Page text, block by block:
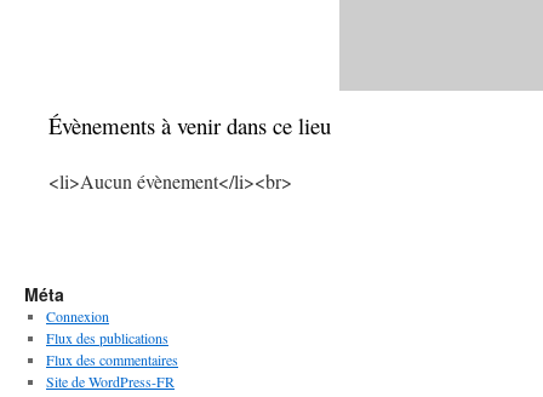
Évènements à venir dans ce lieu
<li>Aucun évènement</li><br>
Méta
Connexion
Flux des publications
Flux des commentaires
Site de WordPress-FR